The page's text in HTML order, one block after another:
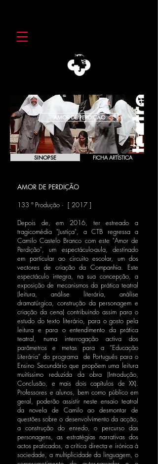
AMOR DE PERDIÇÃO
AMOR DE PERDIÇÃO
133 ª Produção · [ 2017 ]
Depois de, em 2016, ter estreado a
tragicomédia "Justiça", a CTB regressa a
Camilo Castelo Branco com este "Amor de
Perdição", um espectáculo-aula, destinado
em particular ao circuito escolar, um dos
vectores de criação da Companhia. Este
espectáculo integra, na sua concepção, a
exposição de mecanismos da prática teatral
(leitura, análise literária, análise
dramatúrgica, construção da personagem e
criação da cena) contribuindo assim para o
estudo do texto literário, para o gosto pela
leitura e para o entendimento da prática
teatral, numa interrogação activa dos
parâmetros e metas para a “Educação
Literária” do programa de Português para o
Ensino Secundário que propõem uma leitura
muitíssimo reduzida da obra (Introdução,
Conclusão, e mais dois capítulos de XX).
Professores e alunos, bem como público em
geral, poderão assistir neste ensaio teatral
da novela de Camilo ao desmontar de
questões sobre o desenvolvimento da acção,
a construção do enredo, o percurso das
personagens, as estratégias narrativas dos
actos praticados, a crítica directa e irónica à
sociedade, a multiplicidade da linguagem, o
SINOPSE FICHA ARTÍSTICA